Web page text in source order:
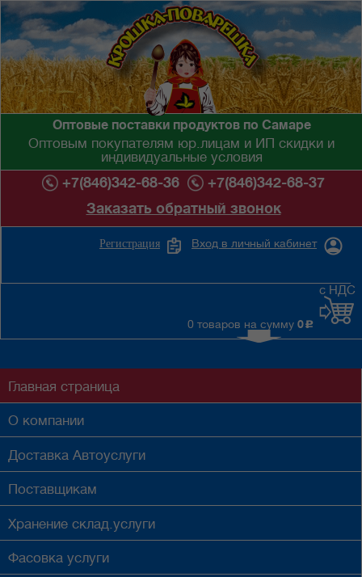
Оптовые поставки продуктов по Самаре
Оптовым покупателям юр.лицам и ИП скидки и
индивидуальные условия
+7(846)342-68-36
+7(846)342-68-37
Заказать обратный звонок
Вход в личный кабинет
Регистрация
0 товаров на сумму 0 c
с НДС
Главная страница
О компании
Доставка Автоуслуги
Поставщикам
Хранение склад.услуги
Фасовка услуги